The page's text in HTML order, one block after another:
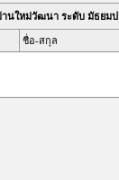
ใหม่วัฒนา ระดับ มัธยมป
ชื่อ-สกุล